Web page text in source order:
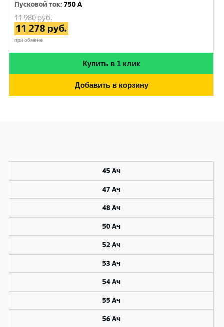
Пусковой ток:750 A
11 980руб.
11 278 руб.
при обмене
Купить в 1 клик
Добавить в корзину
45 Ач
47 Ач
48 Ач
50 Ач
52 Ач
53 Ач
54 Ач
55 Ач
56 Ач